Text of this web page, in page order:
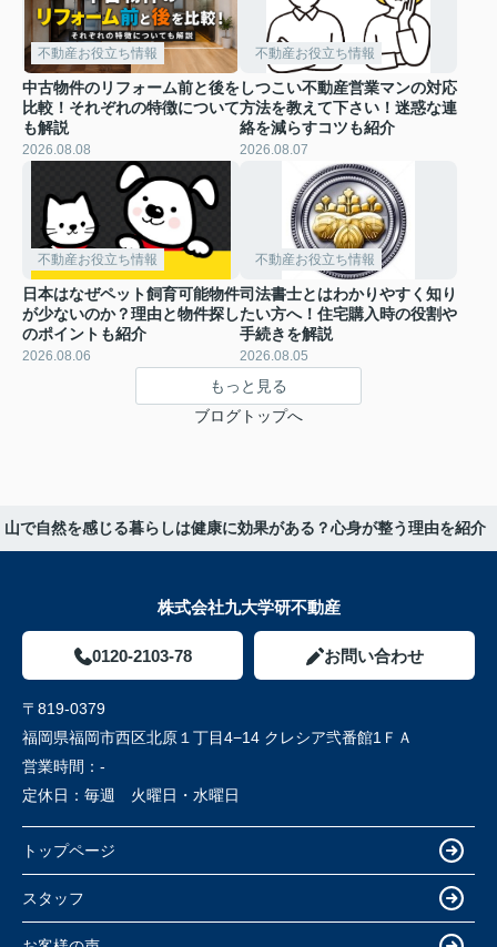
不動産お役立ち情報
中古物件のリフォーム前と後を
比較！それぞれの特徴について
も解説
2026.08.08
不動産お役立ち情報
しつこい不動産営業マンの対応
方法を教えて下さい！迷惑な連
絡を減らすコツも紹介
2026.08.07
不動産お役立ち情報
日本はなぜペット飼育可能物件
が少ないのか？理由と物件探し
のポイントも紹介
2026.08.06
不動産お役立ち情報
司法書士とはわかりやすく知り
たい方へ！住宅購入時の役割や
手続きを解説
2026.08.05
もっと見る
ブログトップへ
山で自然を感じる暮らしは健康に効果がある？心身が整う理由を紹介
株式会社九大学研不動産
0120-2103-78 お問い合わせ
〒819-0379
福岡県福岡市西区北原１丁目4−14 クレシア弐番館1ＦＡ
営業時間： -
定休日： 毎週 火曜日・水曜日
トップページ
スタッフ